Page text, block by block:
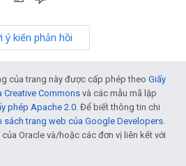
ý kiến phản hồi
của trang này được cấp phép theo Giấy
Creative Commons và các mẫu mã lập
phép Apache 2.0 . Để biết thông tin chi
sách trang web của Google Developers
Oracle và/hoặc các đơn vị liên kết với